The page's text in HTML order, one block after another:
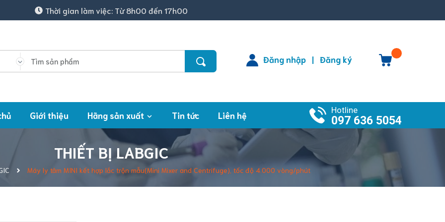
Thời gian làm việc: Từ 8h00 đến 17h00
Đăng nhập | Đăng ký
Giới thiệu Hãng sản xuất Tin tức Liên hệ Hotline
097 636 5054
THIẾT BỊ LABGIC
Máy ly tâm MINI kết hợp lắc trộn mẫu(Mini Mixer and Centrifuge), tốc độ 4.000 vòng/phút